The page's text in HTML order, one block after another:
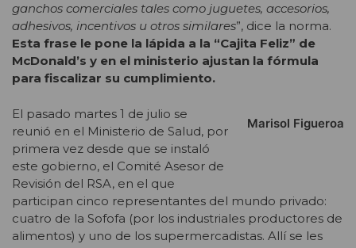
ganchos comerciales tales como juguetes, accesorios,
adhesivos, incentivos u otros similares”, dice la norma.
Esta frase le pone la lápida a la “Cajita Feliz” de
McDonald’s y en el ministerio ajustan la fórmula
para fiscalizar su cumplimiento.
Marisol Figueroa
El pasado martes 1 de julio se
reunió en el Ministerio de Salud, por
primera vez desde que se instaló
este gobierno, el Comité Asesor de
Revisión del RSA, en el que
participan cinco representantes del mundo privado:
cuatro de la Sofofa (por los industriales productores de
alimentos) y uno de los supermercadistas. Allí se les